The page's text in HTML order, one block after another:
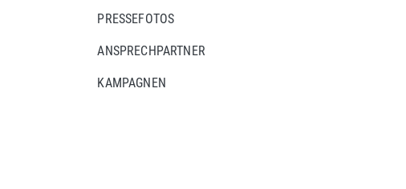
PRESSEFOTOS
ANSPRECHPARTNER
KAMPAGNEN